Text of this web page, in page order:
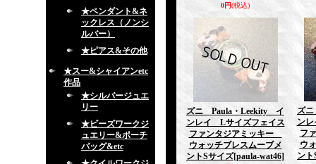
★ペンダント&ネ
ックレス（ノンシ
ルバー）
★ピアス&その他
★スー&シャイアンetc
作品
★シルバージュエ
リー
★ビーズワークジ
ュエリー&ポーチ
バッグ&etc
0円(税込)
ズニ Paula・Leekity イ
ンレイ Lサイズフェイス
ファンタジアミッキー
ウォッチブレスムーブメ
ントSサイズ[paula-wat46]
ズ
ン
フ
ウ
ント